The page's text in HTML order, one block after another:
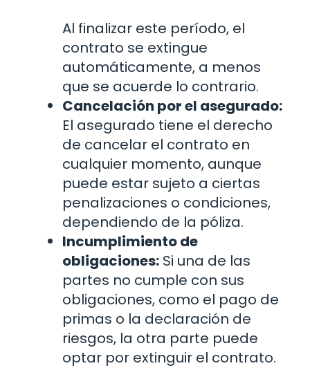
Al finalizar este período, el
contrato se extingue
automáticamente, a menos
que se acuerde lo contrario.
Cancelación por el asegurado:
El asegurado tiene el derecho
de cancelar el contrato en
cualquier momento, aunque
puede estar sujeto a ciertas
penalizaciones o condiciones,
dependiendo de la póliza.
Incumplimiento de
obligaciones: Si una de las
partes no cumple con sus
obligaciones, como el pago de
primas o la declaración de
riesgos, la otra parte puede
optar por extinguir el contrato.